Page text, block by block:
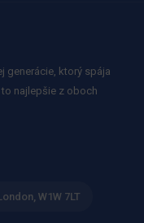
generácie, ktorý spája
najlepšie z oboch
W1W 7LT